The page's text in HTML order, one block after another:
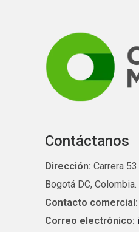
Contáctanos
Dirección: Carrera
Bogotá DC, Colombia.
Contacto comercial:
Correo electrónico: